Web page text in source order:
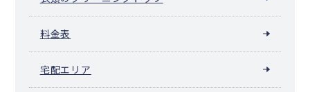
料金表
宅配エリア